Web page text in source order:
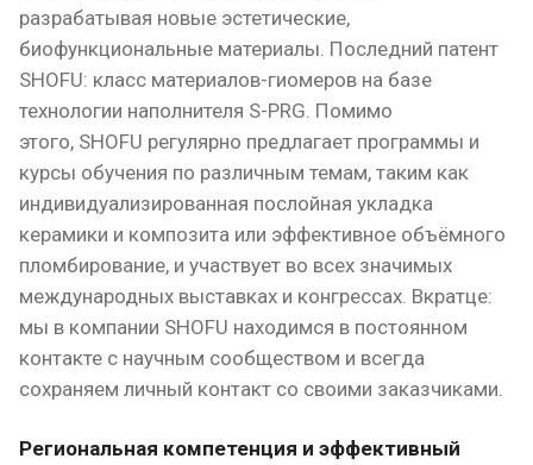
разрабатывая новые эстетические,
биофункциональные материалы. Последний патент
SHOFU: класс материалов-гиомеров на базе
технологии наполнителя S-PRG. Помимо
этого, SHOFU регулярно предлагает программы и
курсы обучения по различным темам, таким как
индивидуализированная послойная укладка
керамики и композита или эффективное объёмного
пломбирование, и участвует во всех значимых
международных выставках и конгрессах. Вкратце:
мы в компании SHOFU находимся в постоянном
контакте с научным сообществом и всегда
сохраняем личный контакт со своими заказчиками.
Региональная компетенция и эффективный